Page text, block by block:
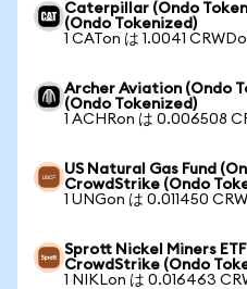
Caterpillar (Ondo
(Ondo Tokenized)
1 CATon は 1.0041
Archer Aviation (Ondo
(Ondo Tokenized)
1 ACHRon は 0.006508
US Natural Gas Fund
CrowdStrike (Ondo
1 UNGon は 0.011450
Sprott Nickel Miners
CrowdStrike (Ondo
1 NIKLon は 0.016463